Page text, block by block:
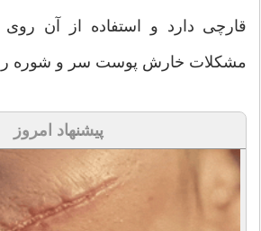
قارچی دارد و استفاده از آن
مشکلات خارش پوست سر و شوره را
پیشنهاد امروز